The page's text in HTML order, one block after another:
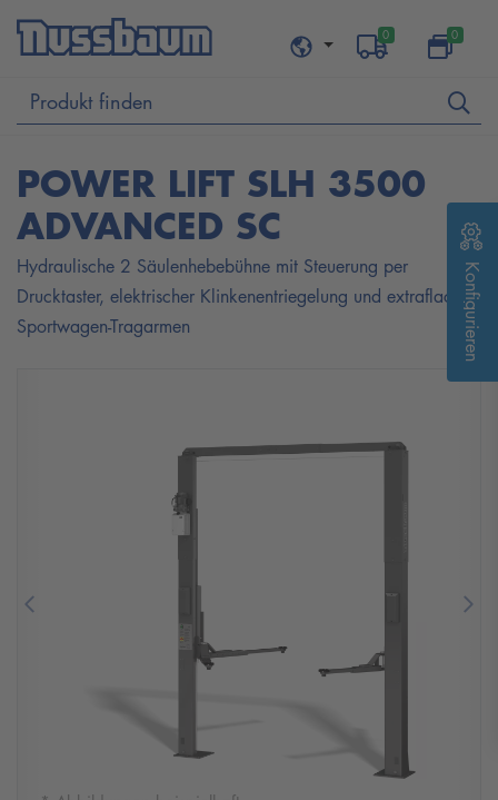
0 0
POWER LIFT SLH 3500
ADVANCED SC
Hydraulische 2 Säulenhebebühne mit Steuerung per
Drucktaster, elektrischer Klinkenentriegelung und extraflachen
Sportwagen-Tragarmen
Previous
Konfigurieren